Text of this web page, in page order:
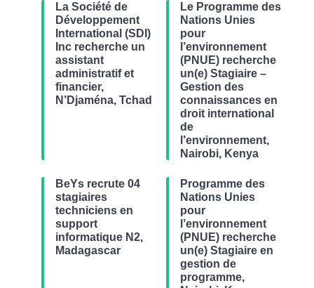
La Société de
Développement
International (SDI)
Inc recherche un
assistant
administratif et
financier,
N’Djaména, Tchad
Le Programme des
Nations Unies
pour
l’environnement
(PNUE) recherche
un(e) Stagiaire –
Gestion des
connaissances en
droit international
de
l’environnement,
Nairobi, Kenya
BeYs recrute 04
stagiaires
techniciens en
support
informatique N2,
Madagascar
Programme des
Nations Unies
pour
l’environnement
(PNUE) recherche
un(e) Stagiaire en
gestion de
programme,